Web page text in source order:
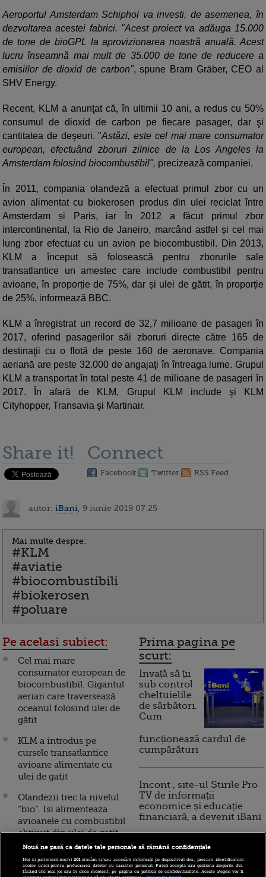
Aeroportul Amsterdam Schiphol va investi, de asemenea, în
dezvoltarea acestei fabrici. "Acest proiect va adăuga 15.000
de tone de bioGPL la aprovizionarea noastră anuală. Acest
lucru înseamnă mai mult de 35.000 de tone de reducere a
emisiilor de dioxid de carbon", spune Bram Gräber, CEO al
SHV Energy.
Recent, KLM a anunţat că, în ultimii 10 ani, a redus cu 50%
consumul de dioxid de carbon pe fiecare pasager, dar şi
cantitatea de deşeuri. "Astăzi, este cel mai mare consumator
european, efectuând zboruri zilnice de la Los Angeles la
Amsterdam folosind biocombustibil", precizează companiei.
În 2011, compania olandeză a efectuat primul zbor cu un
avion alimentat cu biokerosen produs din ulei reciclat între
Amsterdam și Paris, iar în 2012 a făcut primul zbor
intercontinental, la Rio de Janeiro, marcând astfel și cel mai
lung zbor efectuat cu un avion pe biocombustibil. Din 2013,
KLM a început să folosească pentru zborurile sale
transatlantice un amestec care include combustibil pentru
avioane, în proporție de 75%, dar și ulei de gătit, în proporție
de 25%, informează BBC.
KLM a înregistrat un record de 32,7 milioane de pasageri în
2017, oferind pasagerilor săi zboruri directe către 165 de
destinaţii cu o flotă de peste 160 de aeronave. Compania
aeriană are peste 32.000 de angajaţi în întreaga lume. Grupul
KLM a transportat în total peste 41 de milioane de pasageri în
2017. În afară de KLM, Grupul KLM include şi KLM
Cityhopper, Transavia şi Martinair.
Share it! Connect
Facebook Twitter RSS Feed
autor: iBani , 9 iunie 2019 07:25
Mai multe despre:
#KLM
#aviatie
#biocombustibili
#biokerosen
#poluare
Pe acelasi subiect:
Cel mai mare
consumator european de
biocombustibil. Gigantul
aerian care traversează
oceanul folosind ulei de
gătit
KLM a introdus pe
cursele transatlantice
avioane alimentate cu
ulei de gatit
Olandezii trec la nivelul
“bio”. Isi alimenteaza
avioanele cu combustibil
obtinut din ulei de gatit,
iar aeroportul din
Amsterdam devine “bio-
port”
Prima pagina pe
scurt:
Invață să ții
sub control
cheltuielile
de sărbători.
Cum
funcționează cardul de
cumpărături
Incont , site-ul Știrile Pro
TV de informații
economice și educație
financiară, a devenit iBani
10 reguli pentru decizii
financiare inteligente
Nouă ne pasă ca datele tale personale să rămână confidențiale
Noi și partenerii noștri201stocăm și/sau accesăm informații pe dispozitivul dvs., precum identificatorii
cookie unici pentru prelucrarea datelor cu caracter personal. Puteți accepta sau gestiona alegerile dvs.
făcând clic mai jos sau în orice moment, pe pagina cu politica de confidențialitate. Aceste alegeri vor fi